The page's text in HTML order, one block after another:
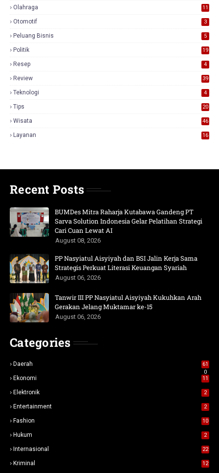
Olahraga 11
Otomotif 3
Peluang Bisnis 5
Politik 19
Resep 4
Review
39
Teknologi 4
Tips 20
Wisata 46
Layanan 16
Recent Posts
BUMDes Mitra Raharja Kutabawa Gandeng PT
Sarva Solution Indonesia Gelar Pelatihan Strategi
Cari Cuan Lewat AI
August 08, 2026
PP Nasyiatul Aisyiyah dan BSI Jalin Kerja Sama
Strategis Perkuat Literasi Keuangan Syariah
August 06, 2026
Tanwir III PP Nasyiatul Aisyiyah Kukuhkan Arah
Gerakan Jelang Muktamar ke-15
August 06, 2026
Categories
Daerah
61
0
Ekonomi 11
Elektronik 2
Entertainment 2
Fashion 10
Hukum 2
Internasional 22
Kriminal 12